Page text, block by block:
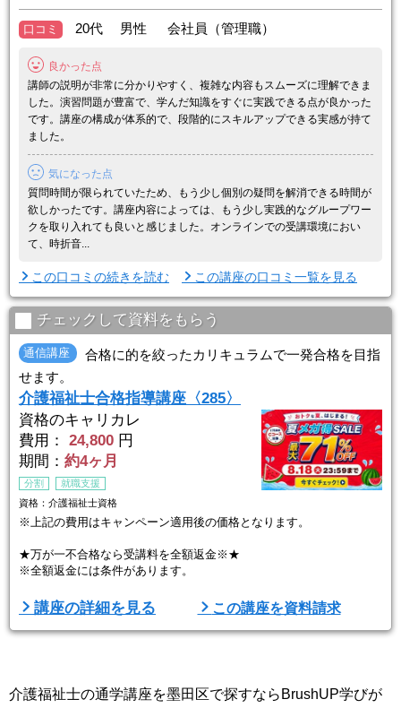
（2）スクーリングは『最短6日間』で修了します！
大原の実務者研修は自宅学習とスクーリングを組み合わせて学習しま
す。学校に通うスクーリングは6日間で ...
口コミ 20代 男性 会社員（管理職）
良かった点
講師の説明が非常に分かりやすく、複雑な内容もスムーズに理解できま
した。演習問題が豊富で、学んだ知識をすぐに実践できる点が良かった
です。講座の構成が体系的で、段階的にスキルアップできる実感が持て
ました。
気になった点
質問時間が限られていたため、もう少し個別の疑問を解消できる時間が
欲しかったです。講座内容によっては、もう少し実践的なグループワー
クを取り入れても良いと感じました。オンラインでの受講環境におい
て、時折音...
この口コミの続きを読む この講座の口コミ一覧を見る
チェックして資料をもらう
通信講座
合格に的を絞ったカリキュラムで一発合格を目指
せます。
介護福祉士合格指導講座〈285〉
資格のキャリカレ
費用：
24,800 円
期間： 約4ヶ月
分割
就職支援
資格：介護福祉士資格
※上記の費用はキャンペーン適用後の価格となります。
★万が一不合格なら受講料を全額返金※★
※全額返金には条件があります。
キャリカレは合格に自信があります。だから万が一不合格だった場合
には、受講料を全額返金！はじめて国家試験に挑戦する方でも安心で
す。
く効率的に学べる講座を作りました。
講座の詳細を見る この講座を資料請求
介護福祉士の通学講座を墨田区で探すならBrushUP学びが